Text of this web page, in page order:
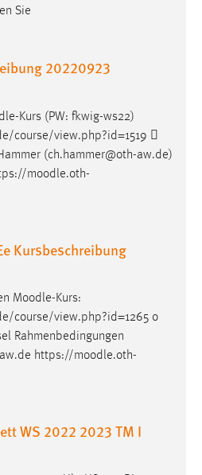
Sie
20220923
-Kurs (PW: fkwig-ws22)
course/view.php?id=1519 
(ch.hammer@oth-aw.de)
moodle.oth-
Kursbeschreibung
Moodle-Kurs:
course/view.php?id=1265 o
Rahmenbedingungen
https://moodle.oth-
WS 2022 2023 TM I
mibew_locale, mibew-
nutzen zu können.
mibew_locale = 3
1 Jahr